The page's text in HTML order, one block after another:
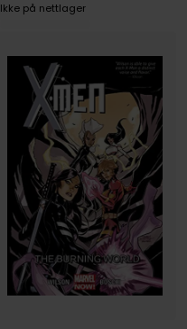
Ikke på nettlager